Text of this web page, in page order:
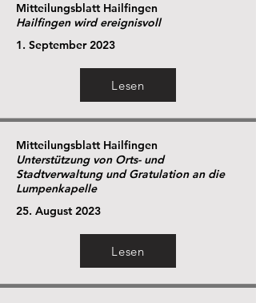
Mitteilungsblatt Hailfingen
Hailfingen wird ereignisvoll
1. September 2023
Lesen
Mitteilungsblatt Hailfingen
Unterstützung von Orts- und
Stadtverwaltung und Gratulation an die
Lumpenkapelle
25. August 2023
Lesen